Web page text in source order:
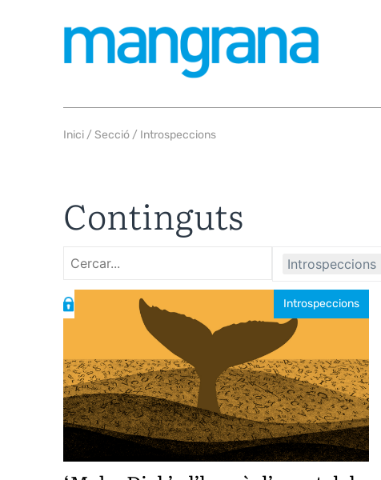
Inici / Secció / Introspeccions
Continguts
Introspeccions
Introspeccions